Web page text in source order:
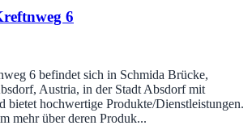
6
6 befindet sich in Schmida Brücke,
Austria, in der Stadt Absdorf mit
bietet hochwertige Produkte/Dienstleistungen.
mehr über deren Produk...